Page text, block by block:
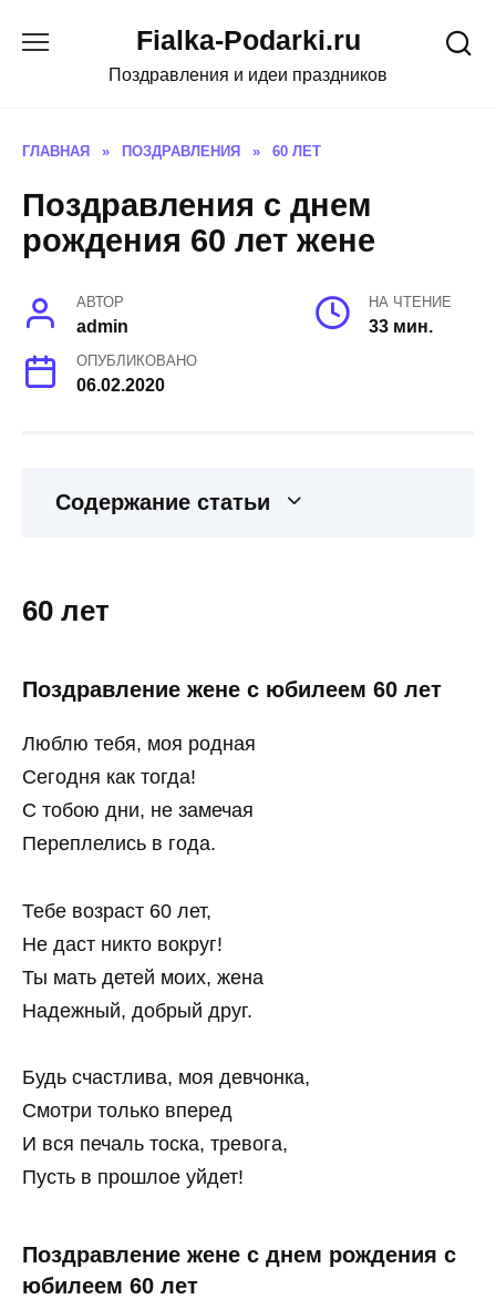
Fialka-Podarki.ru
Поздравления и идеи праздников
ГЛАВНАЯ » ПОЗДРАВЛЕНИЯ » 60 ЛЕТ
Поздравления с днем
рождения 60 лет жене
АВТОР
admin
НА ЧТЕНИЕ
33 мин.
ОПУБЛИКОВАНО
06.02.2020
Содержание статьи
60 лет
Поздравление жене с юбилеем 60 лет
Люблю тебя, моя родная
Сегодня как тогда!
С тобою дни, не замечая
Переплелись в года.
Тебе возраст 60 лет,
Не даст никто вокруг!
Ты мать детей моих, жена
Надежный, добрый друг.
Будь счастлива, моя девчонка,
Смотри только вперед
И вся печаль тоска, тревога,
Пусть в прошлое уйдет!
Поздравление жене с днем рождения с
юбилеем 60 лет